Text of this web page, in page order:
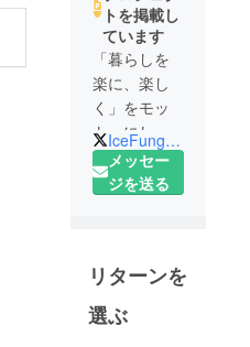
トを掲載し
ています
「暮らしを
楽に、楽し
く」をモッ
トーにして
います！
クラウド
Amazonで商
品を販売い
たします。
IceFungs_Off
メッセー
ジを送る
リターンを
選ぶ